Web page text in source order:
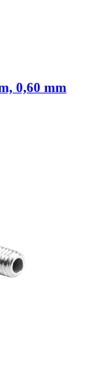
0,60 mm